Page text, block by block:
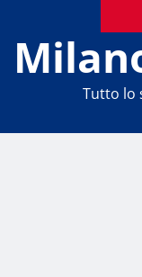
Tutto lo